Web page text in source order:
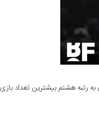
رتبه هشتم بیشترین تعداد